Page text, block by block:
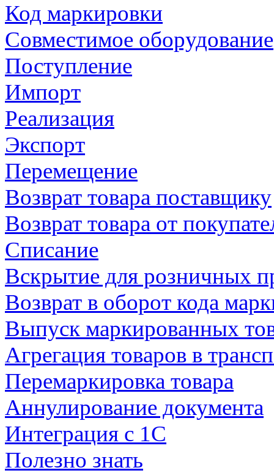
Код маркировки
Совместимое оборудование
Поступление
Импорт
Реализация
Экспорт
Перемещение
Возврат товара поставщику
Возврат товара от
Списание
Вскрытие для розничных
Возврат в оборот кода
Выпуск маркированных
Агрегация товаров в
Перемаркировка товара
Аннулирование документа
Интеграция с 1С
Полезно знать